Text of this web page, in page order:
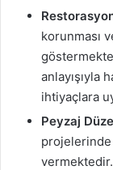
korunması
anlayışıyla
ihtiyaçlara
Peyzaj